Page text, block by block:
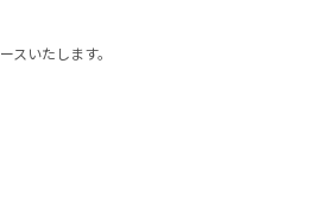
いたします。